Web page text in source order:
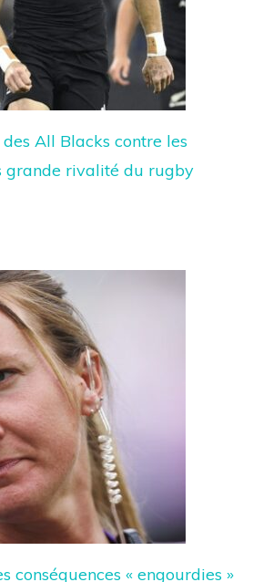
All Blacks contre les
grande rivalité du rugby
conséquences « engourdies »